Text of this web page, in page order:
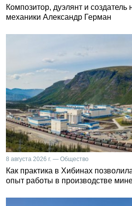
Композитор, дуэлянт и
механики Александр Герман
8 августа 2026 г. — Общество
Как практика в Хибинах
опыт работы в производстве